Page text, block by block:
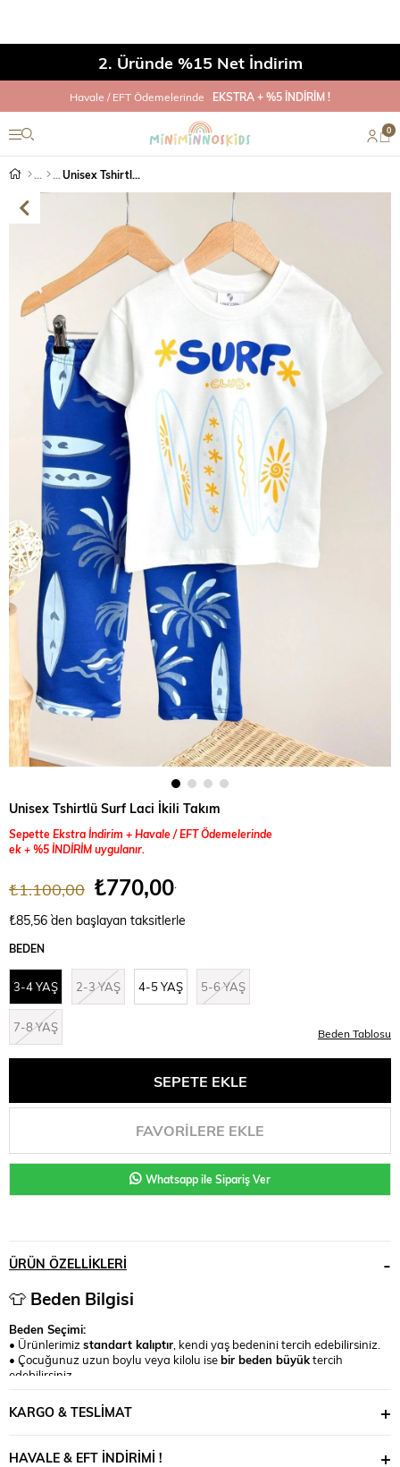
2. Üründe %15 Net İndirim
Havale / EFT Ödemelerinde EKSTRA + %5 İNDİRİM !
0
Unisex Tshirtlü Surf Laci İkili Takım
Unisex Tshirtlü Surf Laci İkili Takım
Sepette Ekstra İndirim + Havale / EFT Ödemelerinde
ek + %5 İNDİRİM uygulanır.
₺1.100,00 ₺770,00
₺85,56 `den başlayan taksitlerle
BEDEN
3-4 YAŞ 2-3 YAŞ 4-5 YAŞ 5-6 YAŞ
7-8 YAŞ Beden Tablosu
FAVORILERE EKLE
Whatsapp ile Sipariş Ver
ÜRÜN ÖZELLIKLERI
👕Beden Bilgisi
Beden Seçimi:
• Ürünlerimiz standart kalıptır , kendi yaş bedenini tercih edebilirsiniz.
• Çocuğunuz uzun boylu veya kilolu isebir beden büyüktercih
edebilirsiniz.
çocuğunuza uygun bedeni birlikte belirleyebiliriz.
KARGO & TESLIMAT
HAVALE & EFT İNDIRIMI !